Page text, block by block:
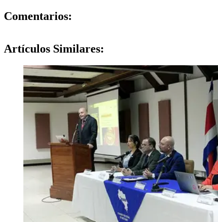
Comentarios:
Artículos Similares: